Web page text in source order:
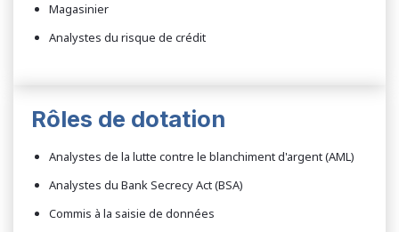
Magasinier
Analystes du risque de crédit
Rôles de dotation
Analystes de la lutte contre le blanchiment d'argent (AML)
Analystes du Bank Secrecy Act (BSA)
Commis à la saisie de données